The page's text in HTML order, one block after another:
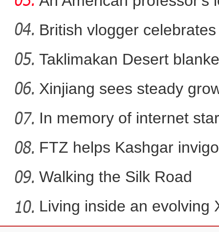
昌吉州新能源发展密
British vlogger
Taklimakan Desert
Xinjiang sees steady
In memory of internet
FTZ helps Kashgar
comm
Walking the Silk Road
Living inside an evolving